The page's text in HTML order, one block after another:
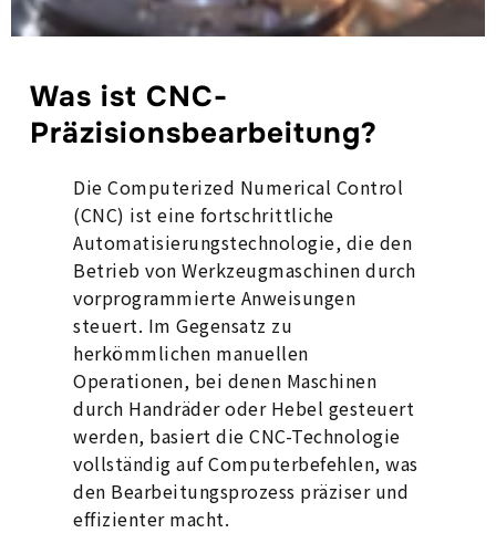
Was ist CNC-
Präzisionsbearbeitung?
Die Computerized Numerical Control
(CNC) ist eine fortschrittliche
Automatisierungstechnologie, die den
Betrieb von Werkzeugmaschinen durch
vorprogrammierte Anweisungen
steuert. Im Gegensatz zu
herkömmlichen manuellen
Operationen, bei denen Maschinen
durch Handräder oder Hebel gesteuert
werden, basiert die CNC-Technologie
vollständig auf Computerbefehlen, was
den Bearbeitungsprozess präziser und
effizienter macht.